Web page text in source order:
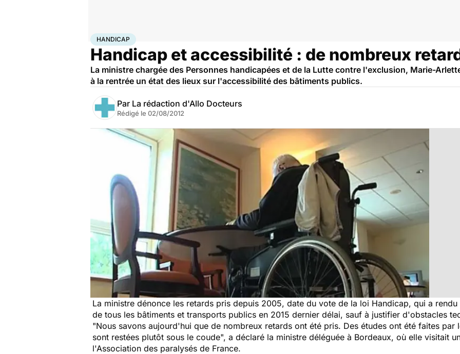
AccueilSantéMaladies
HANDICAP
Handicap et accessibilité : de nombreux
La ministre chargée des Personnes handicapées et de la Lutte contre l'exclusion, Marie-
à la rentrée un état des lieux sur l'accessibilité des bâtiments publics.
Par La rédaction d'Allo Docteurs
Rédigé le 02/08/2012
La ministre dénonce les retards pris depuis 2005, date du vote de la loi Handicap, qui a
de tous les bâtiments et transports publics en 2015 dernier délai, sauf à justifier d'obstacles
"Nous savons aujourd'hui que de nombreux retards ont été pris. Des études ont été faites par
sont restées plutôt sous le coude", a déclaré la ministre déléguée à Bordeaux, où elle visitait
l'Association des paralysés de France.